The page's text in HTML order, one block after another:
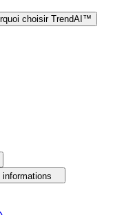
choisir TrendAI™
informations